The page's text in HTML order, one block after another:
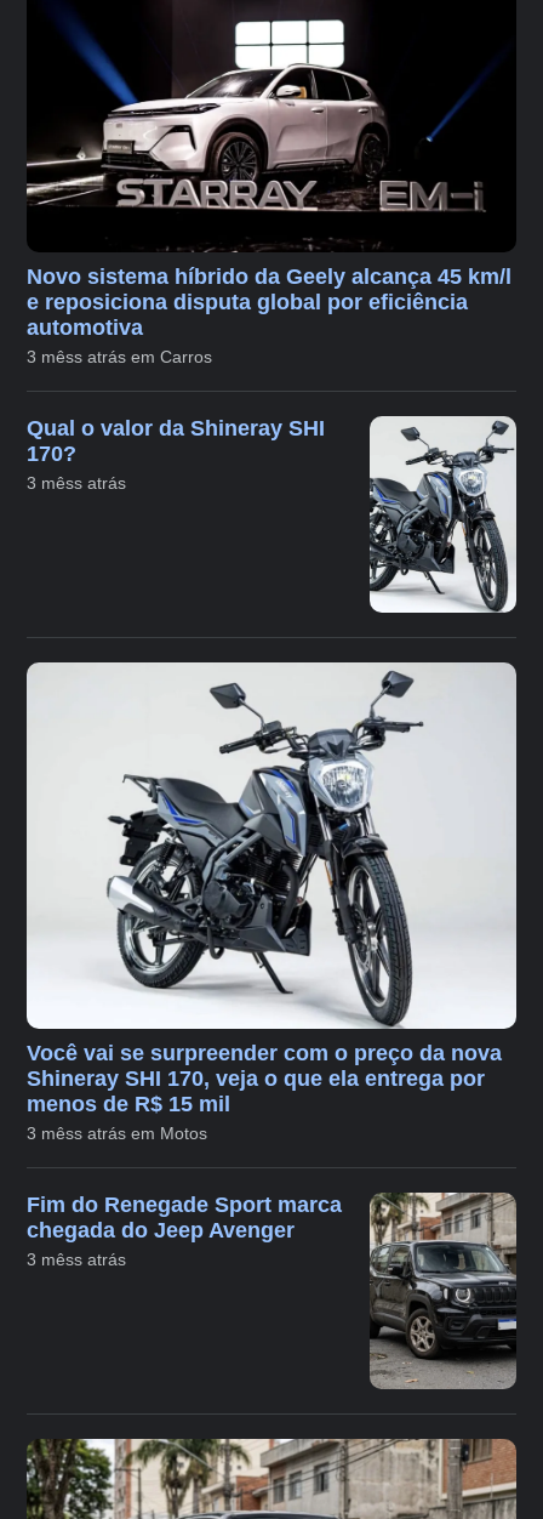
Novo sistema híbrido da Geely alcança 45 km/l
e reposiciona disputa global por eficiência
automotiva
3 mêss atrás em Carros
Qual o valor da Shineray SHI
170?
3 mêss atrás
Você vai se surpreender com o preço da nova
Shineray SHI 170, veja o que ela entrega por
menos de R$ 15 mil
3 mêss atrás em Motos
Fim do Renegade Sport marca
chegada do Jeep Avenger
3 mêss atrás